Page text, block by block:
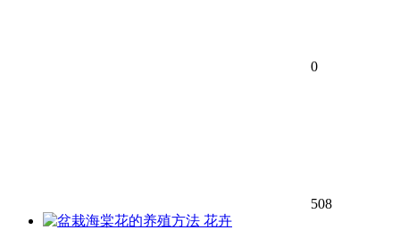
0
508
花卉